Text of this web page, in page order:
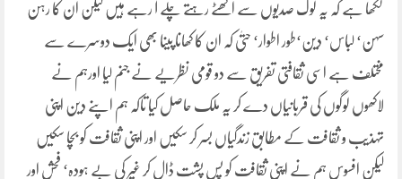
لکھا ہے کہ یہ لوگ صدیوں سے اکھٹے رہتے چلے آ رہے ہیں لیکن ان کا رہن
سہن‘ لباس‘ دین‘طور اطوار‘ حتیٰ کہ ان کا کھانا پینا بھی ایک دوسرے سے
مختلف ہے اسی ثقافتی تفریق سے دو قومی نظریے نے جنم لیا اورہم نے
لاکھوں لوگوں کی قربانیاں دے کر یہ ملک حاصل کیا تاکہ ہم اپنے دین اپنی
تہذیب و ثقافت کے مطابق زندگیاں بسر کر سکیں اور اپنی ثقافت کو بچا سکیں
لیکن افسوس ہم نے اپنی ثقافت کو پس پشت ڈال کر غیر کی بے ہودہ‘ فحش اور